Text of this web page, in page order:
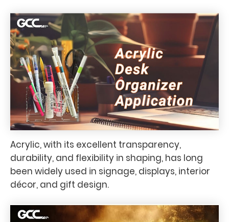
Acrylic, with its excellent transparency,
durability, and flexibility in shaping, has long
been widely used in signage, displays, interior
décor, and gift design.